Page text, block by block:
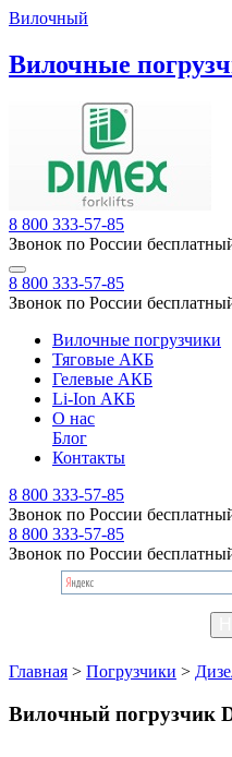
Вилочный
Вилочные
8 800 333-57-85
Звонок по России
8 800 333-57-85
Звонок по России
Вилочные погрузчики
Тяговые АКБ
Гелевые АКБ
Li-Ion АКБ
О нас
Блог
Контакты
8 800 333-57-85
Звонок по России
8 800 333-57-85
Звонок по России
Главная > Погрузчики >
Вилочный погрузчик